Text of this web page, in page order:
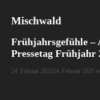
Mischwald
Frühjahrsgefühle –
Pressetag Frühjahr
24. Februar 202524. Februar 2025